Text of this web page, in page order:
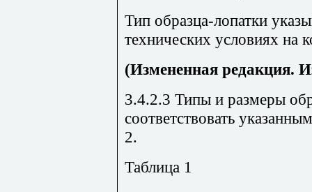
Тип образца-лопатки
технических условиях на
(Измененная редакция.
3.4.2.3 Типы и размеры
соответствовать
2.
Таблица 1